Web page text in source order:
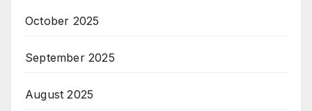
October 2025
September 2025
August 2025